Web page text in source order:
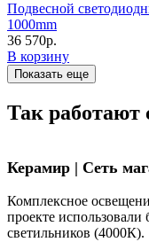
Подвесной
1000mm
36 570р.
В корзину
Показать еще
Так работают
Керамир | Сеть
Комплексное
проекте
светильников (4000К).